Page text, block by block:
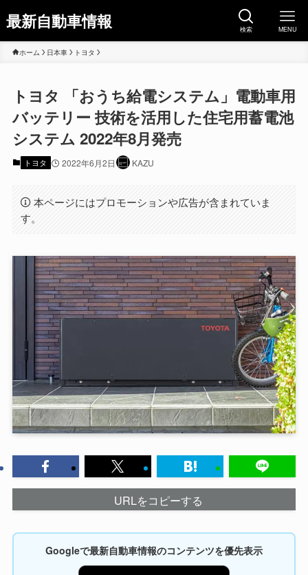
最新自動車情報 検索 MENU
ホーム 日本車 トヨタ
トヨタ 「おうち給電システム」電動車用
バッテリー 技術を活用した住宅用蓄電池
システム 2022年8月発売
トヨタ 2022年6月2日 KAZU
本ページにはプロモーションや広告が含まれていま
す。
URLをコピーする
Googleで最新自動車情報のコンテンツを優先表示